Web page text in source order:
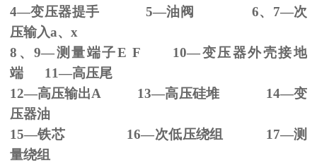
4—变压器提手 5—油阀 6、 7—次
压输入a、 x
8、9—测量端子E F 10—变压器外壳接地
端 11—高压尾
12—高压输出A 13—高压硅堆 14—变
压器油
15—铁芯 16—次低压绕组 17—测
量绕组